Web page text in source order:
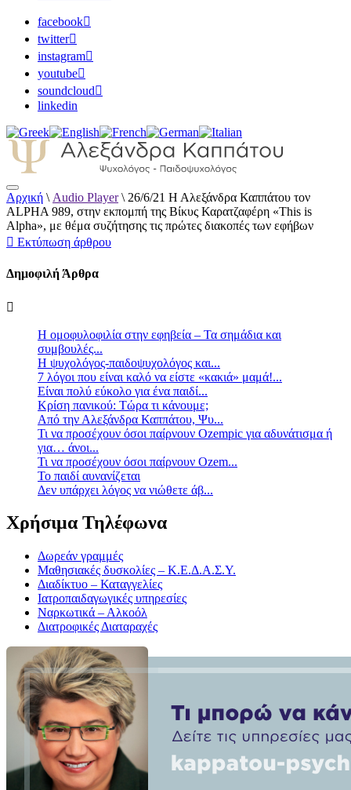
facebook
twitter
instagram
youtube
soundcloud
linkedin
Αλεξάνδρα Καππάτου Ψυχολόγος –
Παιδοψυχολόγος
Αρχική \ Audio Player\ 26/6/21 Η Αλεξάνδρα Καππάτου τον
ALPHA 989, στην εκπομπή της Βίκυς Καρατζαφέρη «This is
Alpha», με θέμα συζήτησης τις πρώτες διακοπές των εφήβων
Εκτύπωση άρθρου
Δημοφιλή Άρθρα
Η ομοφυλοφιλία στην εφηβεία – Τα σημάδια και
συμβουλές...
Η ψυχολόγος-παιδοψυχολόγος και...
7 λόγοι που είναι καλό να είστε «κακιά» μαμά!...
Είναι πολύ εύκολο για ένα παιδί...
Κρίση πανικού: Τώρα τι κάνουμε;
Από την Αλεξάνδρα Καππάτου, Ψυ...
Τι να προσέχουν όσοι παίρνουν Ozempic για αδυνάτισμα ή
για… άνοι...
Τι να προσέχουν όσοι παίρνουν Ozem...
Το παιδί αυνανίζεται
Δεν υπάρχει λόγος να νιώθετε άβ...
Χρήσιμα Τηλέφωνα
Δωρεάν γραμμές
Μαθησιακές δυσκολίες – Κ.Ε.Δ.Α.Σ.Υ.
Διαδίκτυο – Καταγγελίες
Ιατροπαιδαγωγικές υπηρεσίες
Ναρκωτικά – Αλκοόλ
Διατροφικές Διαταραχές